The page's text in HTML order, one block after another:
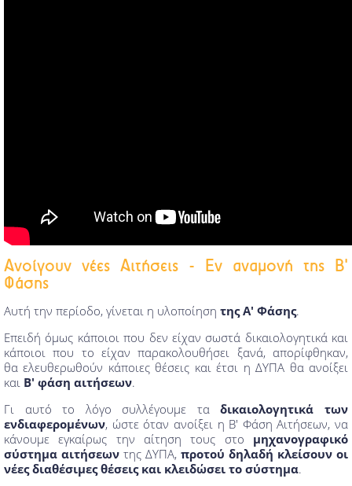
Ανοίγουν νέες Αιτήσεις - Εν αναμονή της Β'
Φάσης
Αυτή την περίοδο, γίνεται η υλοποίηση της Α' Φάσης.
Επειδή όμως κάποιοι που δεν είχαν σωστά δικαιολογητικά και
κάποιοι που το είχαν παρακολουθήσει ξανά, απορίφθηκαν,
θα ελευθερωθούν κάποιες θέσεις και έτσι η ΔΥΠΑ θα ανοίξει
και Β' φάση αιτήσεων.
Γι αυτό το λόγο συλλέγουμε ταδικαιολογητικά των
ενδιαφερομένων, ώστε όταν ανοίξει η Β' Φάση Αιτήσεων, να
κάνουμε εγκαίρως την αίτηση τους στο μηχανογραφικό
σύστημα αιτήσεων της ΔΥΠΑ, προτού δηλαδή κλείσουν οι
νέες διαθέσιμες θέσεις και κλειδώσει το σύστημα.